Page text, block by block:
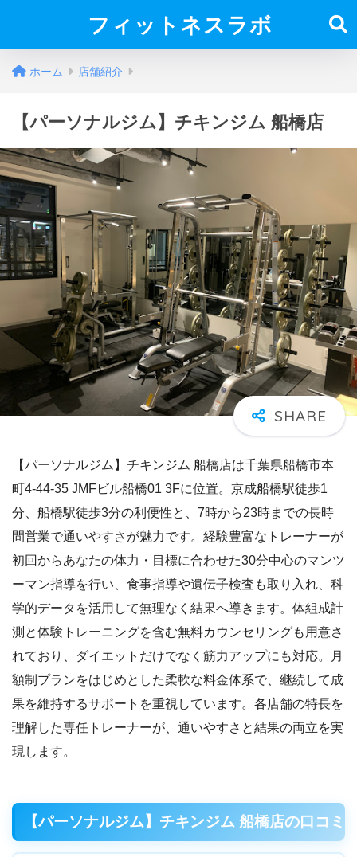
フィットネスラボ
ホーム 店舗紹介
【パーソナルジム】チキンジム 船橋店
【パーソナルジム】チキンジム 船橋店は千葉県船橋市本
町4-44-35 JMFビル船橋01 3Fに位置。京成船橋駅徒歩1
分、船橋駅徒歩3分の利便性と、7時から23時までの長時
間営業で通いやすさが魅力です。経験豊富なトレーナーが
初回からあなたの体力・目標に合わせた30分中心のマンツ
ーマン指導を行い、食事指導や遺伝子検査も取り入れ、科
学的データを活用して無理なく結果へ導きます。体組成計
測と体験トレーニングを含む無料カウンセリングも用意さ
れており、ダイエットだけでなく筋力アップにも対応。月
額制プランをはじめとした柔軟な料金体系で、継続して成
果を維持するサポートを重視しています。各店舗の特長を
理解した専任トレーナーが、通いやすさと結果の両立を実
現します。
【パーソナルジム】チキンジム 船橋店の口コミ